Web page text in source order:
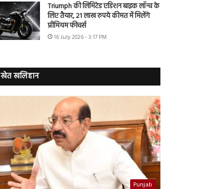
Triumph की लिमिटेड एडिशन बाइक लॉन्च के
लिए तैयार, 21 लाख रुपये कीमत में मिलेंगे
प्रीमियम फीचर्स
16 July 2026 - 3:17 PM
खेत खलिहान
Punjab